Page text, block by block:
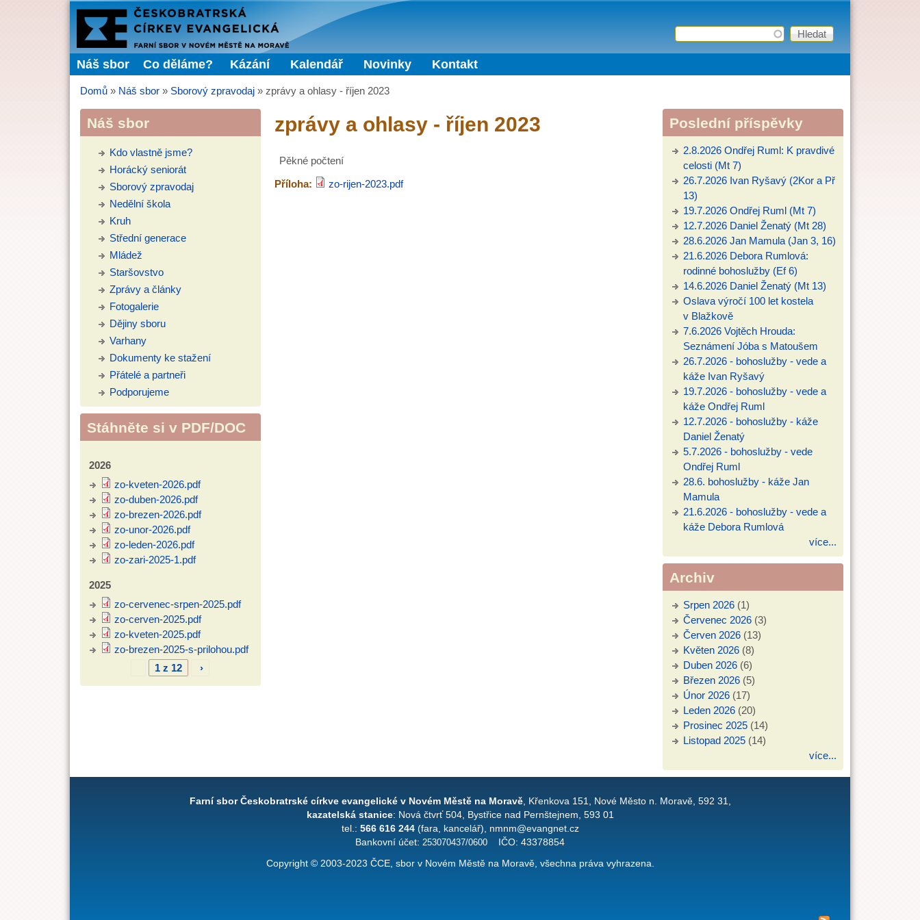
FARNÍ
SBOR
ČCE
Vyhledávání
Hledat
Hlavní menu
Náš sbor Co děláme? Kázání Kalendář Novinky Kontakt
Jste zde
Domů » Náš sbor » Sborový zpravodaj » zprávy a ohlasy - říjen 2023
zprávy a ohlasy - říjen 2023
Pěkné počtení
Příloha:
zo-rijen-2023.pdf
Náš sbor
Kdo vlastně jsme?
Horácký seniorát
Sborový zpravodaj
Nedělní škola
Kruh
Střední generace
Mládež
Staršovstvo
Zprávy a články
Fotogalerie
Dějiny sboru
Varhany
Dokumenty ke stažení
Přátelé a partneři
Podporujeme
Stáhněte si v PDF/DOC
2026
zo-kveten-2026.pdf
zo-duben-2026.pdf
zo-brezen-2026.pdf
zo-unor-2026.pdf
zo-leden-2026.pdf
zo-zari-2025-1.pdf
2025
zo-cervenec-srpen-2025.pdf
zo-cerven-2025.pdf
zo-kveten-2025.pdf
zo-brezen-2025-s-prilohou.pdf
1 z 12
›
Poslední příspěvky
2.8.2026 Ondřej Ruml: K pravdivé
celosti (Mt 7)
26.7.2026 Ivan Ryšavý (2Kor a Př
13)
19.7.2026 Ondřej Ruml (Mt 7)
12.7.2026 Daniel Ženatý (Mt 28)
28.6.2026 Jan Mamula (Jan 3, 16)
21.6.2026 Debora Rumlová:
rodinné bohoslužby (Ef 6)
14.6.2026 Daniel Ženatý (Mt 13)
Oslava výročí 100 let kostela
v Blažkově
7.6.2026 Vojtěch Hrouda:
Seznámení Jóba s Matoušem
26.7.2026 - bohoslužby - vede a
káže Ivan Ryšavý
19.7.2026 - bohoslužby - vede a
káže Ondřej Ruml
12.7.2026 - bohoslužby - káže
Daniel Ženatý
5.7.2026 - bohoslužby - vede
Ondřej Ruml
28.6. bohoslužby - káže Jan
Mamula
21.6.2026 - bohoslužby - vede a
káže Debora Rumlová
více...
Archiv
Srpen 2026 (1)
Červenec 2026 (3)
Červen 2026 (13)
Květen 2026 (8)
Duben 2026 (6)
Březen 2026 (5)
Únor 2026 (17)
Leden 2026 (20)
Prosinec 2025 (14)
Listopad 2025 (14)
více...
Farní sbor Českobratrské církve evangelické v Novém Městě na Moravě, Křenkova 151, Nové Město n. Moravě, 592 31,
kazatelská stanice: Nová čtvrť 504, Bystřice nad Pernštejnem, 593 01
tel.: 566 616 244(fara, kancelář), nmnm@evangnet.cz
Bankovní účet: 253070437/0600 IČO: 43378854
Copyright © 2003-2023 ČCE, sbor v Novém Městě na Moravě, všechna práva vyhrazena.